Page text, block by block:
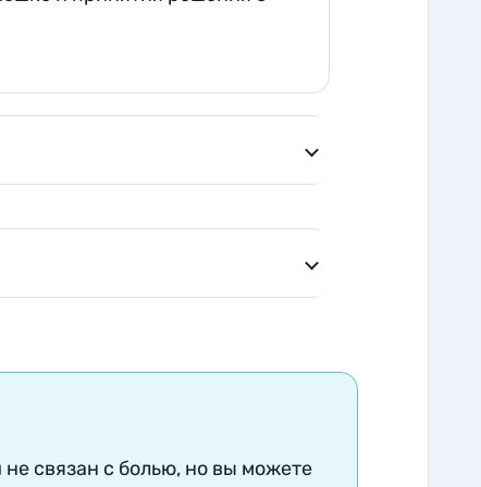
связан с болью, но вы можете